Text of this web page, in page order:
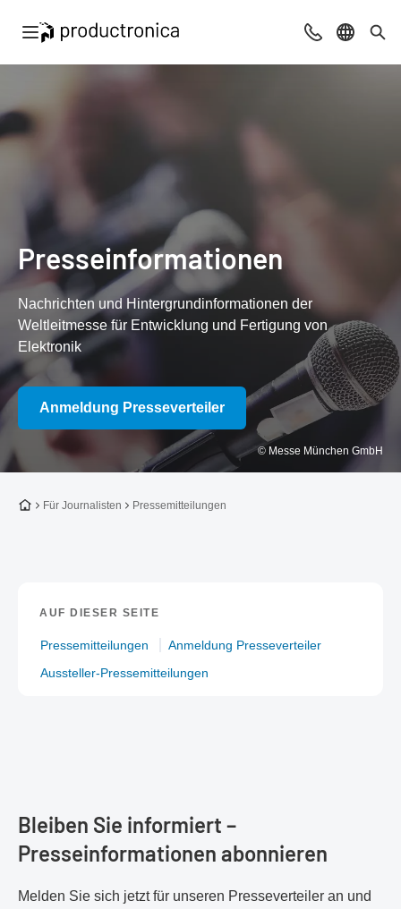
Navigation öffnen Beratung &
Sprache
Presseinformationen
Nachrichten und Hintergrundinformationen der
Weltleitmesse für Entwicklung und Fertigung von
Elektronik
Anmeldung Presseverteiler
© Messe München GmbH
Zur Startseite
Für Journalisten Pressemitteilungen
AUF DIESER SEITE
Pressemitteilungen
Anmeldung Presseverteiler
Aussteller-Pressemitteilungen
Bleiben Sie informiert –
Presseinformationen abonnieren
Melden Sie sich jetzt für unseren Presseverteiler an und